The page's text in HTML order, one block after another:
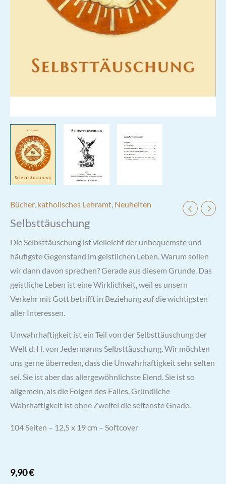
Bücher, katholisches Lehramt, Neuheiten
Selbsttäuschung
Die Selbsttäuschung ist vielleicht der unbequemste und
häufigste Gegenstand im geistlichen Leben. Warum sollen
wir dann davon sprechen? Gerade aus diesem Grunde. Das
geistliche Leben ist eine Wirklichkeit, weil es unsern
Verkehr mit Gott betrifft in Beziehung auf die wichtigsten
aller Interessen.
Unwahrhaftigkeit ist ein Teil von der Selbsttäuschung der
Welt d. H. von Jedermanns Selbsttäuschung. Wir möchten
uns gerne überreden, dass die Unwahrhaftigkeit sehr selten
sei. Sie ist aber das allergewöhnlichste Elend. Sie ist so
allgemein, als die Folgen des Falles. Gründliche
Wahrhaftigkeit ist ohne Zweifel die seltenste Gnade.
104 Seiten – 12,5 x 19 cm – Softcover
9,90€